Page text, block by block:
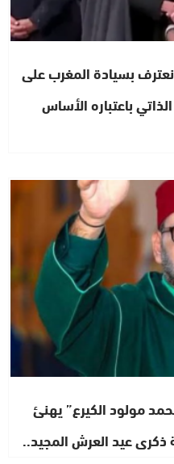
بسيادة المغرب على
باعتباره الأساس
مولود الكيرع” يهنئ
عيد العرش المجيد..